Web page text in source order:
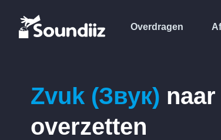
Overdragen
Zvuk (Звук) naar
overzetten